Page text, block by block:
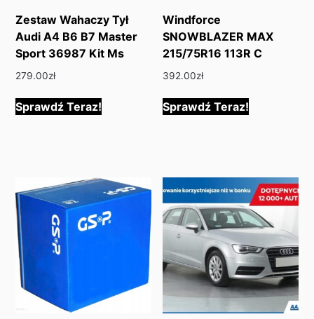
Zestaw Wahaczy Tył
Audi A4 B6 B7 Master
Sport 36987 Kit Ms
279.00zł
Sprawdź Teraz!
Windforce
SNOWBLAZER MAX
215/75R16 113R C
392.00zł
Sprawdź Teraz!